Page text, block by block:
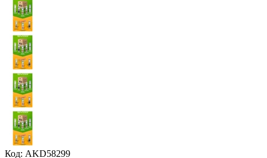
Код: AKD58299